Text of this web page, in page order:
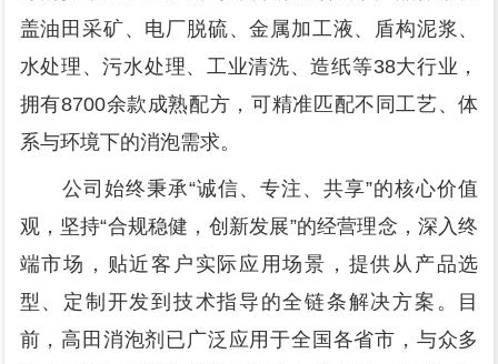
盖油田采矿、电厂脱硫、金属加工液、盾构泥浆、
水处理、污水处理、工业清洗、造纸等38大行业，
拥有8700余款成熟配方，可精准匹配不同工艺、体
系与环境下的消泡需求。
公司始终秉承“诚信、专注、共享”的核心价值
观，坚持“合规稳健，创新发展”的经营理念，深入终
端市场，贴近客户实际应用场景，提供从产品选
型、定制开发到技术指导的全链条解决方案。目
前，高田消泡剂已广泛应用于全国各省市，与众多